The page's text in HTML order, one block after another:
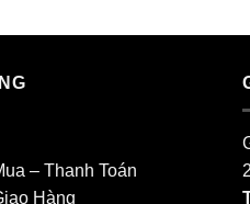
– Thanh Toán
Hàng